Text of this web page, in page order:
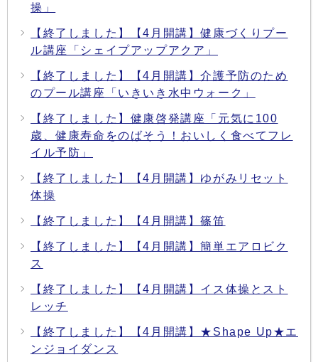
操」
【終了しました】【4月開講】健康づくりプー
ル講座「シェイプアップアクア」
【終了しました】【4月開講】介護予防のため
のプール講座「いきいき水中ウォーク」
【終了しました】健康啓発講座「元気に100
歳、健康寿命をのばそう！おいしく食べてフレ
イル予防」
【終了しました】【4月開講】ゆがみリセット
体操
【終了しました】【4月開講】篠笛
【終了しました】【4月開講】簡単エアロビク
ス
【終了しました】【4月開講】イス体操とスト
レッチ
【終了しました】【4月開講】★Shape Up★エ
ンジョイダンス